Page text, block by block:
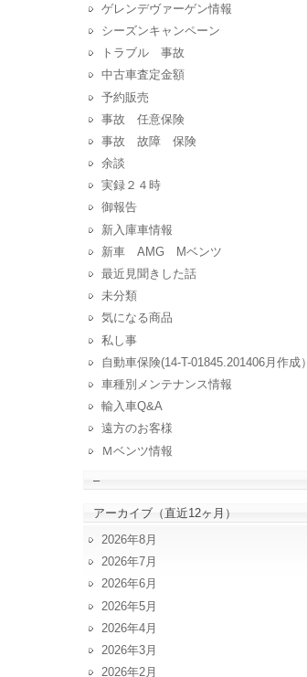
ゲレンデヴァーゲン情報
シーズンキャンペーン
トラブル 事故
中古車査定金額
予約販売
事故 任意保険
事故 故障 保険
余談
実録２４時
御報告
新入庫車情報
新車 AMG Mベンツ
最近見聞きした話
未分類
気になる商品
私し事
自動車保険(14-T-01845.201406月作成）
車種別メンテナンス情報
輸入車Q&A
遠方のお客様
Ｍベンツ情報
–
アーカイブ（直近12ヶ月）
2026年8月
2026年7月
2026年6月
2026年5月
2026年4月
2026年3月
2026年2月